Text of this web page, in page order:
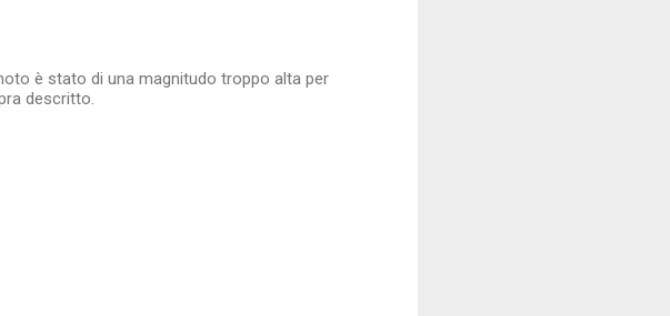
è stato di una magnitudo troppo alta per
descritto.